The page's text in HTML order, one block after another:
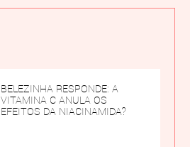
BELEZINHA RESPONDE: A
VITAMINA C ANULA OS
EFEITOS DA NIACINAMIDA?